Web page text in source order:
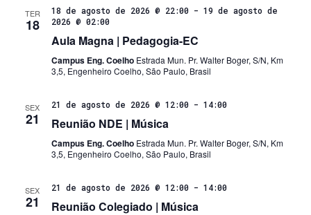
TER
18
18 de agosto de 2026 @ 22:00- 19 de agosto de
2026 @ 02:00
Aula Magna | Pedagogia-EC
Campus Eng. Coelho Estrada Mun. Pr. Walter Boger, S/N, Km
3,5, Engenheiro Coelho, São Paulo, Brasil
SEX
21
21 de agosto de 2026 @ 12:00- 14:00
Reunião NDE | Música
Campus Eng. Coelho Estrada Mun. Pr. Walter Boger, S/N, Km
3,5, Engenheiro Coelho, São Paulo, Brasil
SEX
21
21 de agosto de 2026 @ 12:00- 14:00
Reunião Colegiado | Música